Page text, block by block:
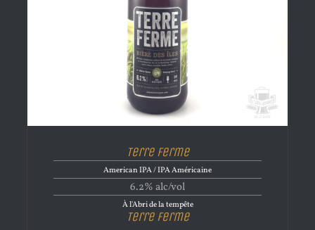
Terre Ferme
American IPA / IPA Américaine
6.2% alc/vol
À l'Abri de la tempête
Terre Ferme